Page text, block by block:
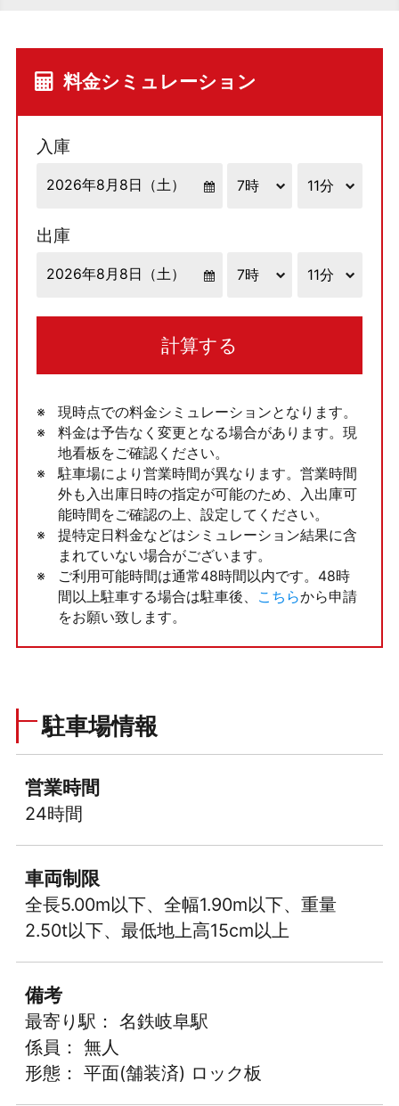
料金シミュレーション
入庫
出庫
計算する
現時点での料金シミュレーションとなります。
料金は予告なく変更となる場合があります。現
地看板をご確認ください。
駐車場により営業時間が異なります。営業時間
外も入出庫日時の指定が可能のため、入出庫可
能時間をご確認の上、設定してください。
提特定日料金などはシミュレーション結果に含
まれていない場合がございます。
ご利用可能時間は通常48時間以内です。48時
間以上駐車する場合は駐車後、
こちらから申請
をお願い致します。
駐車場情報
営業時間
24時間
車両制限
全長5.00m以下、全幅1.90m以下、重量
2.50t以下、最低地上高15cm以上
備考
最寄り駅： 名鉄岐阜駅
係員： 無人
形態： 平面(舗装済) ロック板